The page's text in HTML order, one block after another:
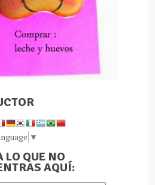
▼
LO QUE NO
AQUÍ: